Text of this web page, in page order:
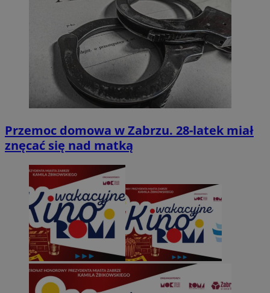
Przemoc domowa w Zabrzu. 28-latek miał
znęcać się nad matką